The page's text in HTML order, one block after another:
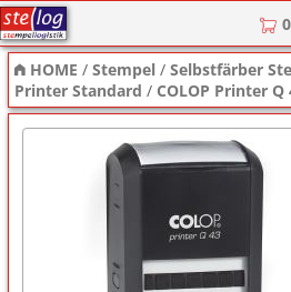
HOME
Stempel
Stempel-Textplatten
HOME /Stempel /Selbstfärber
Printer Standard / COLOP Printer Q